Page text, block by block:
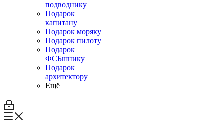
подводнику
Подарок
капитану
Подарок моряку
Подарок пилоту
Подарок
ФСБшнику
Подарок
архитектору
Ещё